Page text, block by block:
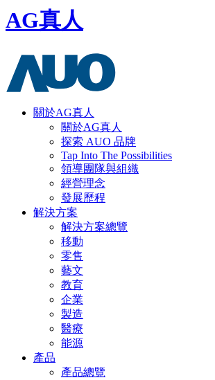
AG真人
關於AG真人
關於AG真人
探索 AUO 品牌
Tap Into The Possibilities
領導團隊與組織
經營理念
發展歷程
解決方案
解決方案總覽
移動
零售
藝文
教育
企業
製造
醫療
能源
產品
產品總覽